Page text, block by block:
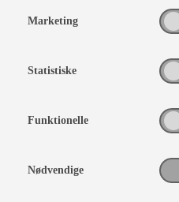
TILBUD
Marketing
Statistiske
Funktionelle
Nødvendige